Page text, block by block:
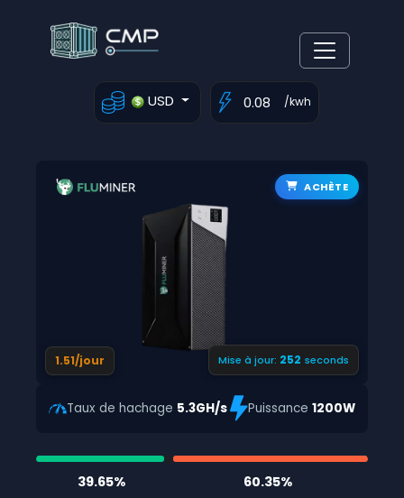
USD /kwh
ACHÈTE
1.51/jour Mise à jour:251 seconds
Taux de hachage 5.3GH/s Puissance 1200W
39.65% 60.35%